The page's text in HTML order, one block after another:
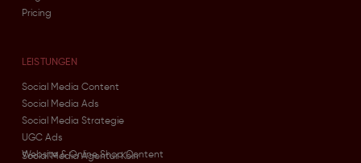
Pricing
LEISTUNGEN
Social Media Content
Social Media Ads
Social Media Strategie
UGC Ads
Website & Online Shop Content
Social Media Agentur Köln